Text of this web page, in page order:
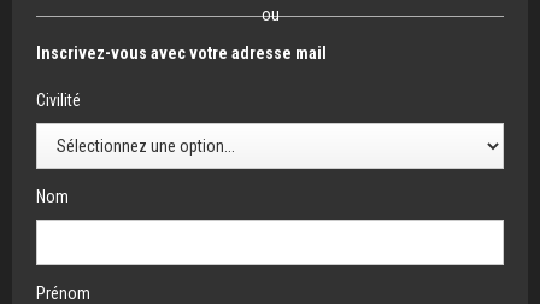
ou
Inscrivez-vous avec votre adresse mail
Civilité
Nom
Prénom